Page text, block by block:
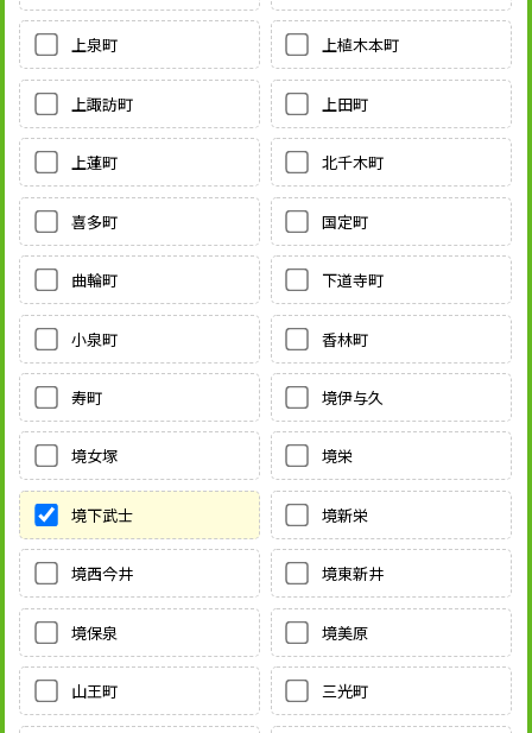
上泉町 上植木本町
上諏訪町 上田町
上蓮町 北千木町
喜多町 国定町
曲輪町 下道寺町
小泉町 香林町
寿町 境伊与久
境女塚 境栄
境下武士 境新栄
境西今井 境東新井
境保泉 境美原
山王町 三光町